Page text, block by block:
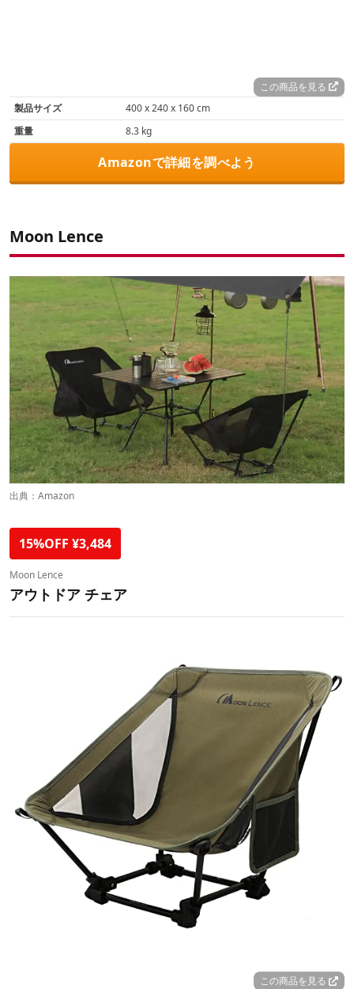
この商品を見る
製品サイズ
‎400 x 240 x 160 cm
重量
8.3 kg
Amazonで詳細を調べよう
Moon Lence
出典： Amazon
15%OFF ¥3,484
Moon Lence
アウトドア チェア
この商品を見る